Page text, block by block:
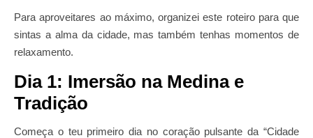
Para aproveitares ao máximo, organizei este roteiro para que
sintas a alma da cidade, mas também tenhas momentos de
relaxamento.
Dia 1: Imersão na Medina e
Tradição
Começa o teu primeiro dia no coração pulsante da “Cidade